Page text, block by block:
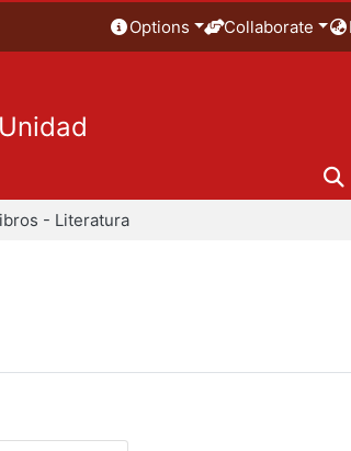
Options Collaborate
- Literatura